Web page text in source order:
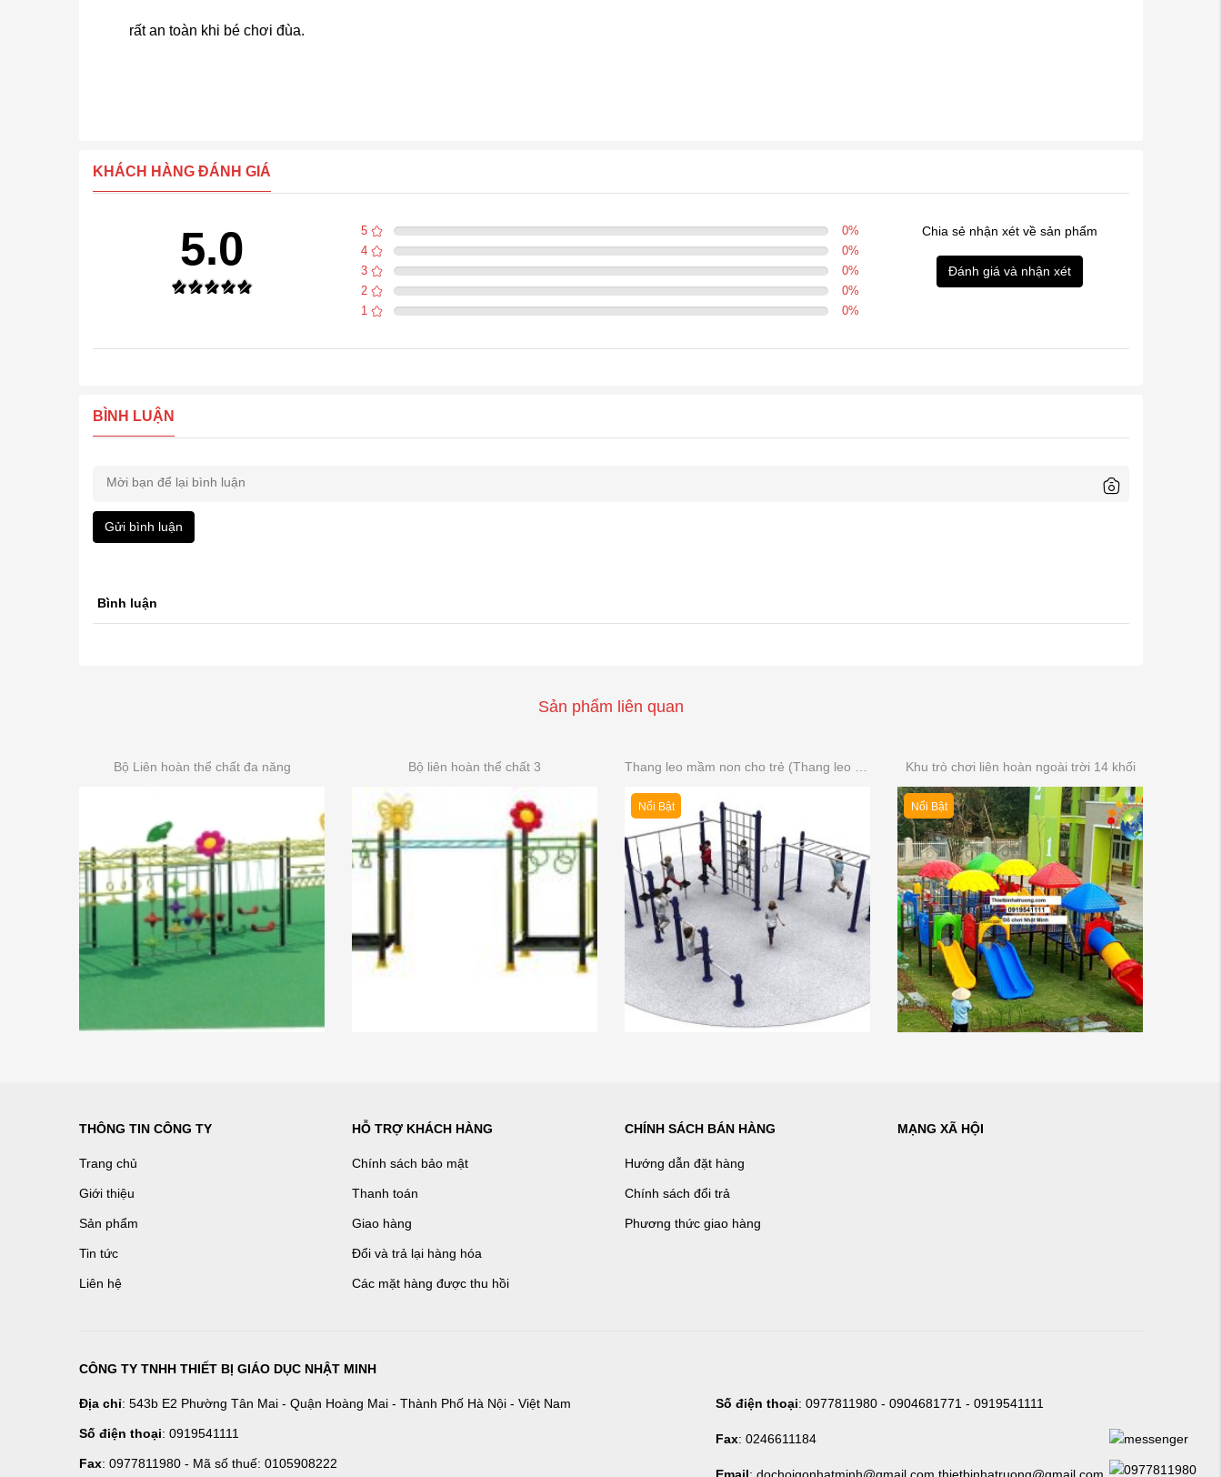
rất an toàn khi bé chơi đùa.
KHÁCH HÀNG ĐÁNH GIÁ
5.0 5 0%
4
0%
3
0%
2
0%
1
0%
Chia sẻ nhận xét về sản phẩm
Đánh giá và nhận xét
BÌNH LUẬN
Gửi bình luận
Bình luận
Sản phẩm liên quan
Bộ Liên hoàn thể chất đa năng Bộ liên hoàn thể chất 3
Nổi Bật
Khu trò chơi liên hoàn ngoài trời 14 khối
Nổi Bật
THÔNG TIN CÔNG TY
Trang chủ
Giới thiệu
Sản phẩm
Tin tức
Liên hệ
HỖ TRỢ KHÁCH HÀNG
Chính sách bảo mật
Thanh toán
Giao hàng
Đổi và trả lại hàng hóa
Các mặt hàng được thu hồi
CHÍNH SÁCH BÁN HÀNG
Hướng dẫn đặt hàng
Chính sách đổi trả
Phương thức giao hàng
MẠNG XÃ HỘI
CÔNG TY TNHH THIẾT BỊ GIÁO DỤC NHẬT MINH
Địa chỉ: 543b E2 Phường Tân Mai - Quận Hoàng Mai - Thành Phố Hà Nội - Việt Nam
Số điện thoại: 0919541111
Fax: 0977811980 - Mã số thuế: 0105908222
Số điện thoại: 0977811980 - 0904681771 - 0919541111
Fax: 0246611184